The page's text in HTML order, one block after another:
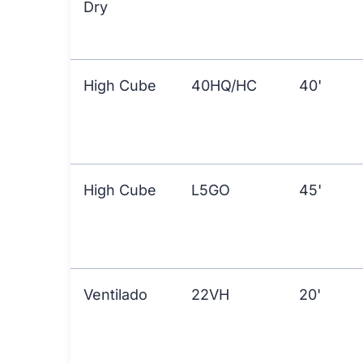
Dry
High Cube 40HQ/HC 40'
High Cube L5GO 45'
Ventilado 22VH 20'